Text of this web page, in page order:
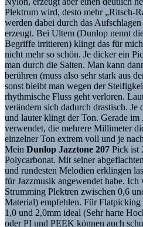
Plektrum wird, desto mehr „Ritsch-
werden dabei durch das
erzeugt. Bei Ultem (Dunlop nennt
Begriffe irritieren) klingt das für
nicht mehr so schön. Je dicker ein
man durch die Saiten. Man kann
berühren (muss also sehr stark aus
sonst bleibt man wegen der
rhythmische Fluss geht verloren.
verändern sich dadurch drastisch.
und lauter klingt der Ton. Gerade im
verwendet, die mehrere Millimeter
einzelner Ton extrem voll und je
Mein Dunlop Jazztone 207 Pick ist
Polycarbonat. Mit seiner
und rundesten Melodien erklingen
für Jazzmusik angewendet habe.
Strumming Plektren zwischen 0,6
Material) empfehlen. Für
1,0 und 2,0mm ideal (Sehr harte
oder PI und PEEK können auch